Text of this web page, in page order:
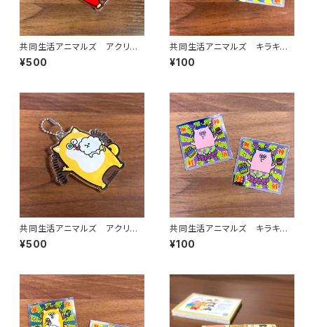
共同生活アニマルズ アクリル
ボールチェーン（佐久間）
¥500
共同生活アニマルズ キラキラ
ステッカー（金子）
¥100
共同生活アニマルズ アクリル
ボールチェーン（新沼）
¥500
共同生活アニマルズ キラキラ
ステッカー（渋谷）
¥100